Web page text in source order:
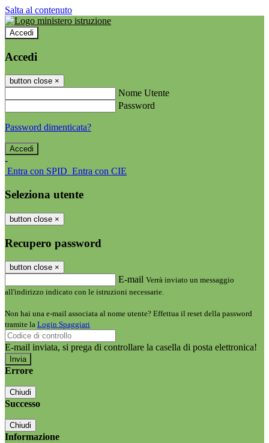
Salta al contenuto
Accedi
Accedi
button close ×
Nome Utente
Password
Password dimenticata?
-
Entra con SPID Entra con CIE
Seleziona utente
button close ×
Recupero password
button close ×
E-mail Verrà inviato un messaggio
all'indirizzo indicato con le istruzioni necessarie.
Non hai una e-mail associata al nome utente? Effettua il reset della password
tramite la Login Spaggiari
E-mail inviata, si prega di controllare la casella di posta elettronica!
Errore
Chiudi
Successo
Chiudi
Informazione